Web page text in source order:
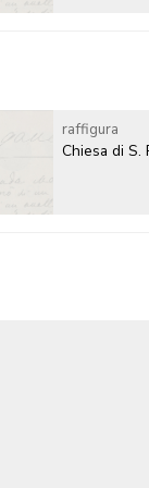
raffigura
Chiesa di S.